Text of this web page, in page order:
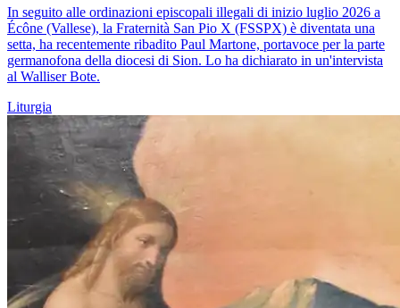
In seguito alle ordinazioni episcopali illegali di inizio luglio 2026 a
Écône (Vallese), la Fraternità San Pio X (FSSPX) è diventata una
setta, ha recentemente ribadito Paul Martone, portavoce per la parte
germanofona della diocesi di Sion. Lo ha dichiarato in un'intervista
al Walliser Bote.
Liturgia